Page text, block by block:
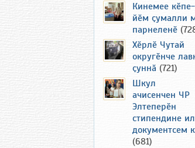
Кинемее кӗпе-
йӗм ҫумалли
парнеленӗ
Хӗрлӗ Чутай
округӗнче
ҫуннӑ (721)
Шкул
ачисенчен ЧР
Элтеперӗн
стипендине
документсем
(681)